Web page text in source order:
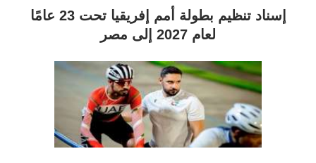
إسناد تنظيم بطولة أمم إفريقيا تحت 23 عامًا
لعام 2027 إلى مصر